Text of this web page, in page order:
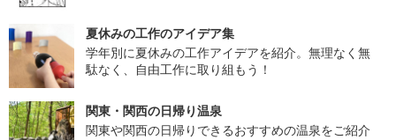
夏休みの工作のアイデア集
学年別に夏休みの工作アイデアを紹介。無理なく無
駄なく、自由工作に取り組もう！
関東・関西の日帰り温泉
関東や関西の日帰りできるおすすめの温泉をご紹介